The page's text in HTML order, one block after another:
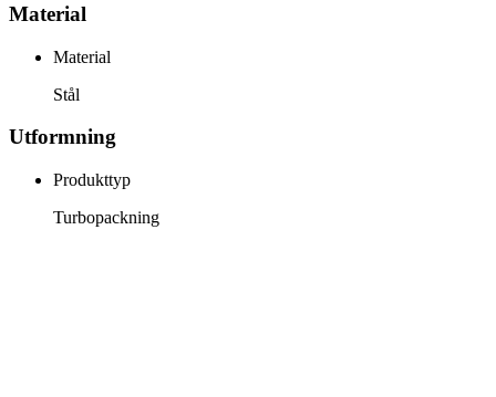
Material
Material
Stål
Utformning
Produkttyp
Turbopackning